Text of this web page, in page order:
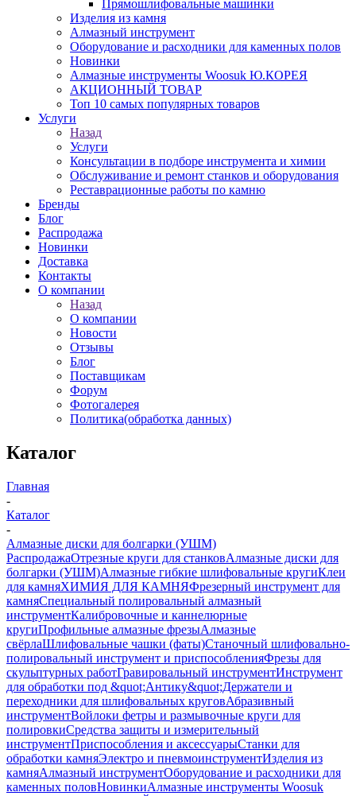
Прямошлифовальные машинки
Изделия из камня
Алмазный инструмент
Оборудование и расходники для каменных полов
Новинки
Алмазные инструменты Woosuk Ю.КОРЕЯ
АКЦИОННЫЙ ТОВАР
Топ 10 самых популярных товаров
Услуги
Назад
Услуги
Консультации в подборе инструмента и химии
Обслуживание и ремонт станков и оборудования
Реставрационные работы по камню
Бренды
Блог
Распродажа
Новинки
Доставка
Контакты
О компании
Назад
О компании
Новости
Отзывы
Блог
Поставщикам
Форум
Фотогалерея
Политика(обработка данных)
Каталог
Главная
-
Каталог
-
Алмазные диски для болгарки (УШМ)
РаспродажаОтрезные круги для станковАлмазные диски для
болгарки (УШМ)Алмазные гибкие шлифовальные кругиКлеи
для камняХИМИЯ ДЛЯ КАМНЯФрезерный инструмент для
камняСпециальный полировальный алмазный
инструментКалибровочные и каннелюрные
кругиПрофильные алмазные фрезыАлмазные
свёрлаШлифовальные чашки (фаты)Станочный шлифовально-
полировальный инструмент и приспособленияФрезы для
скульптурных работГравировальный инструментИнструмент
для обработки под &quot;Антику&quot;Держатели и
переходники для шлифовальных круговАбразивный
инструментВойлоки фетры и размывочные круги для
полировкиСредства защиты и измерительный
инструментПриспособления и аксессуарыСтанки для
обработки камняЭлектро и пневмоинструментИзделия из
камняАлмазный инструментОборудование и расходники для
каменных половНовинкиАлмазные инструменты Woosuk